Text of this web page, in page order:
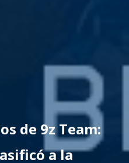
de 9z Team:
a la